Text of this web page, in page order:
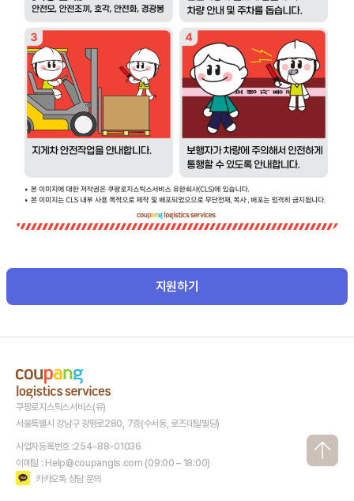
지원하기
쿠팡로지스틱스서비스(유)
서울특별시 강남구 광평로280, 7층(수서동, 로즈데일빌딩)
사업자등록번호 :254-88-01036
이메일 : Help@coupangls.com (09:00 – 18:00)
카카오톡 상담 문의